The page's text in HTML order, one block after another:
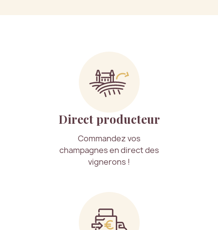
Direct producteur
Commandez vos
champagnes en direct des
vignerons !